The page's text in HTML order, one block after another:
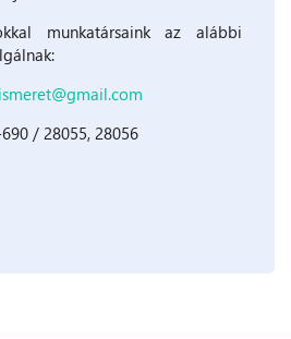
munkatársaink az alábbi
/ 28055, 28056